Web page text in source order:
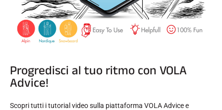
Progredisci al tuo ritmo con VOLA
Advice!
Scopri tutti i tutorial video sulla piattaforma VOLA Advice e